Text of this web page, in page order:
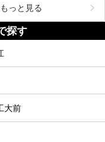
っと見る
探す
大前